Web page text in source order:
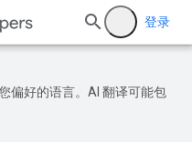
登录
偏好的语言。AI 翻译可能包